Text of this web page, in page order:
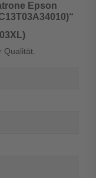
Epson
Qualität.